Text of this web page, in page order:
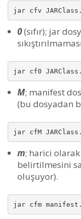
jar cfv
0(sıfır); jar
jar cf0
M; manifest
(bu dosyadan
jar cfM
m; harici
belirtilmesini
oluşuyor).
jar cfm